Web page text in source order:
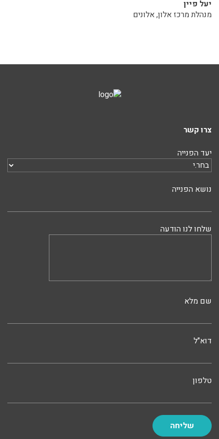
יעל פיין
מנהלת מרכז אלון, אלונים
צרו קשר
יעד הפנייה
נושא הפנייה
שלחו לנו הודעה
שם מלא
דוא"ל
טלפון